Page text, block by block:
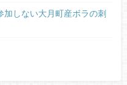
加しない大月町産ボラの刺